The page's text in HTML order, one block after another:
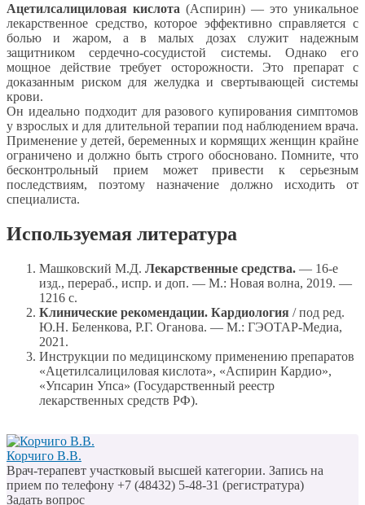
Ацетилсалициловая кислота (Аспирин) — это уникальное
лекарственное средство, которое эффективно справляется с
болью и жаром, а в малых дозах служит надежным
защитником сердечно-сосудистой системы. Однако его
мощное действие требует осторожности. Это препарат с
доказанным риском для желудка и свертывающей системы
крови.
Он идеально подходит для разового купирования симптомов
у взрослых и для длительной терапии под наблюдением врача.
Применение у детей, беременных и кормящих женщин крайне
ограничено и должно быть строго обосновано. Помните, что
бесконтрольный прием может привести к серьезным
последствиям, поэтому назначение должно исходить от
специалиста.
Используемая литература
Машковский М.Д. Лекарственные средства. — 16-е
изд., перераб., испр. и доп. — М.: Новая волна, 2019. —
1216 с.
Клинические рекомендации. Кардиология / под ред.
Ю.Н. Беленкова, Р.Г. Оганова. — М.: ГЭОТАР-Медиа,
2021.
Инструкции по медицинскому применению препаратов
«Ацетилсалициловая кислота», «Аспирин Кардио»,
«Упсарин Упса» (Государственный реестр
лекарственных средств РФ).
Корчиго В.В.
Врач-терапевт участковый высшей категории. Запись на
прием по телефону +7 (48432) 5-48-31 (регистратура)
Задать вопрос